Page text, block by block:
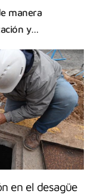
manera
y…
en el desagüe